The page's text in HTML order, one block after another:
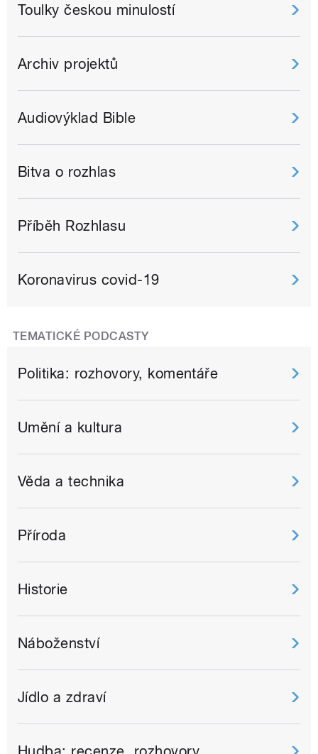
Toulky českou minulostí
Archiv projektů
Audiovýklad Bible
Bitva o rozhlas
Příběh Rozhlasu
Koronavirus covid-19
TEMATICKÉ PODCASTY
Politika: rozhovory, komentáře
Umění a kultura
Věda a technika
Příroda
Historie
Náboženství
Jídlo a zdraví